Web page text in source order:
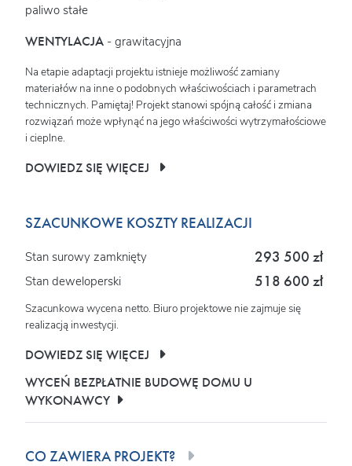
paliwo stałe
WENTYLACJA - grawitacyjna
Na etapie adaptacji projektu istnieje możliwość zamiany
materiałów na inne o podobnych właściwościach i parametrach
technicznych. Pamiętaj! Projekt stanowi spójną całość i zmiana
rozwiązań może wpłynąć na jego właściwości wytrzymałościowe
i cieplne.
DOWIEDZ SIĘ WIĘCEJ
SZACUNKOWE KOSZTY REALIZACJI
Stan surowy zamknięty 293 500 zł
Stan deweloperski 518 600 zł
Szacunkowa wycena netto. Biuro projektowe nie zajmuje się
realizacją inwestycji.
DOWIEDZ SIĘ WIĘCEJ
WYCEŃ BEZPŁATNIE BUDOWĘ DOMU U
WYKONAWCY
CO ZAWIERA PROJEKT?